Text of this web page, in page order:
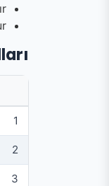
1
2
3